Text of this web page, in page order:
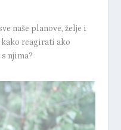
naše planove, želje i
reagirati ako
njima?